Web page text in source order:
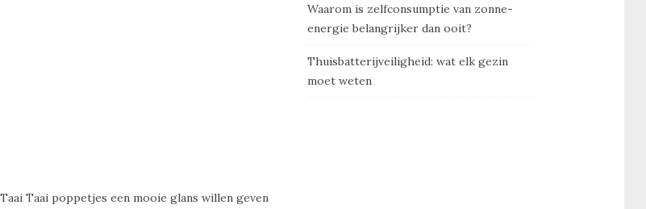
Taai poppetjes een mooie glans willen geven
Waarom is zelfconsumptie van zonne-
energie belangrijker dan ooit?
Thuisbatterijveiligheid: wat elk gezin
moet weten